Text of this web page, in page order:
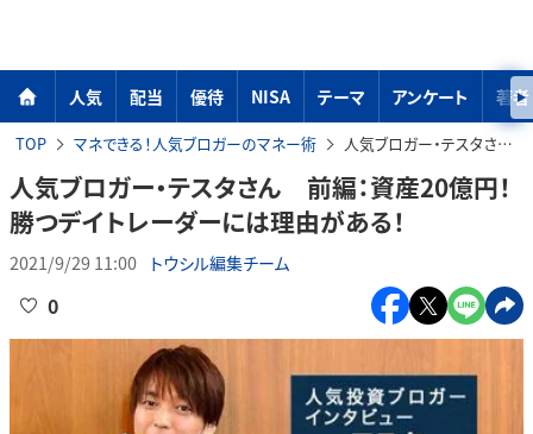
人気 配当 優待 NISA テーマ アンケート 著者
TOP マネできる！人気ブロガーのマネー術 人気ブロガー・テスタさん 前編：資産20億円！勝つデイトレーダーには理由がある！
人気ブロガー・テスタさん 前編：資産20億円！
勝つデイトレーダーには理由がある！
2021/9/29 11:00 トウシル編集チーム
0